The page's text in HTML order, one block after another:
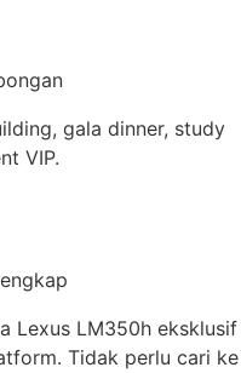
gala dinner, study
VIP.
Lexus LM350h eksklusif
Tidak perlu cari ke